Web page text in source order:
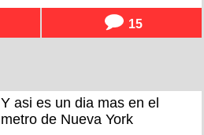
15
Y asi es un dia mas en el
metro de Nueva York